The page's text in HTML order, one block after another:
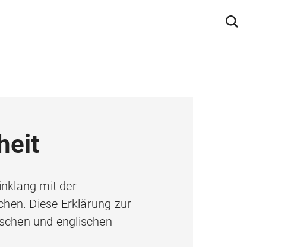
mit der
Diese Erklärung zur
und englischen